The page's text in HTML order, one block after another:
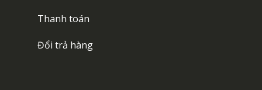
Thanh toán
Đổi trả hàng